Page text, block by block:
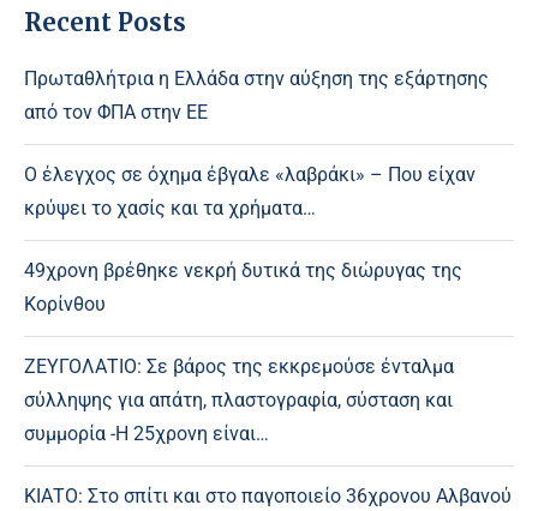
Recent Posts
Πρωταθλήτρια η Ελλάδα στην αύξηση της εξάρτησης
από τον ΦΠΑ στην ΕΕ
Ο έλεγχος σε όχημα έβγαλε «λαβράκι» – Που είχαν
κρύψει το χασίς και τα χρήματα…
49χρονη βρέθηκε νεκρή δυτικά της διώρυγας της
Κορίνθου
ΖΕΥΓΟΛΑΤΙΟ: Σε βάρος της εκκρεμούσε ένταλμα
σύλληψης για απάτη, πλαστογραφία, σύσταση και
συμμορία -Η 25χρονη είναι…
ΚΙΑΤΟ: Στο σπίτι και στο παγοποιείο 36χρονου Αλβανού